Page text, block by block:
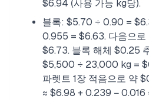
$6.94 (사용 가능 kg당).
블록: $5.70 ÷ 0.90 =
0.955 = $6.63. 다음으
$6.73. 블록 해체 $0.25
$5,500 ÷ 23,000 kg =
파렛트 1장 적음으로 약
≈ $6.98 + 0.239 − 0.016